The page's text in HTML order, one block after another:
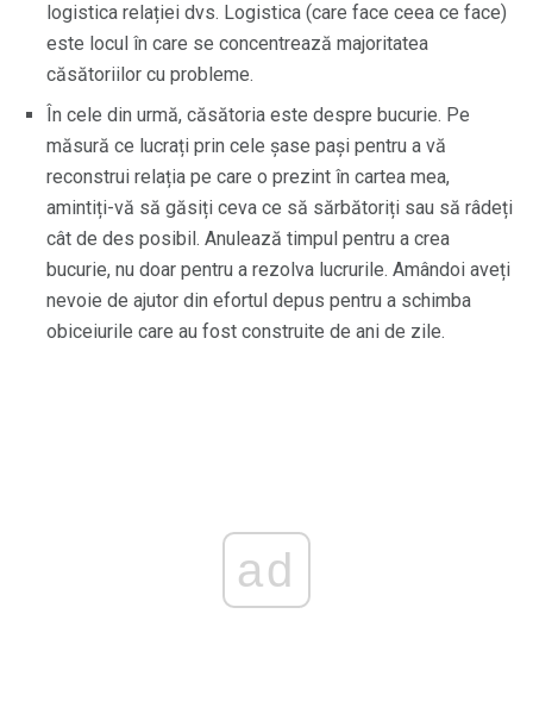
logistica relației dvs. Logistica (care face ceea ce face)
este locul în care se concentrează majoritatea
căsătoriilor cu probleme.
În cele din urmă, căsătoria este despre bucurie. Pe
măsură ce lucrați prin cele șase pași pentru a vă
reconstrui relația pe care o prezint în cartea mea,
amintiți-vă să găsiți ceva ce să sărbătoriți sau să râdeți
cât de des posibil. Anulează timpul pentru a crea
bucurie, nu doar pentru a rezolva lucrurile. Amândoi aveți
nevoie de ajutor din efortul depus pentru a schimba
obiceiurile care au fost construite de ani de zile.
ad